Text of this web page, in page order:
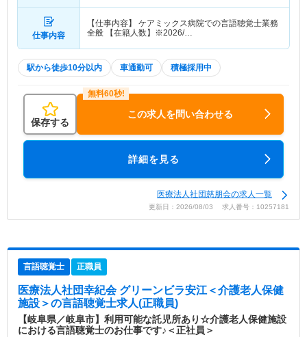
仕事内容
【仕事内容】 ケアミックス病院での言語聴覚士業務
全般 【在籍人数】※2026/…
駅から徒歩10分以内 車通勤可 積極採用中
保存する
この求人を問い合わせる
詳細を見る
医療法人社団慈朋会の求人一覧
更新日：2026/08/03 求人番号：10257181
言語聴覚士 正職員
医療法人社団幸紀会 グリーンビラ安江＜介護老人保健
施設＞の言語聴覚士求人(正職員)
【岐阜県／岐阜市】利用可能な託児所あり☆介護老人保健施設
における言語聴覚士のお仕事です♪＜正社員＞